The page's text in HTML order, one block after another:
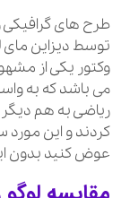
طرح‌ های گرافیکی
توسط دیزاین مای
وکتور یکی از
می باشد که به
ریاضی به هم
کردند و این مورد
عوض کنید بدون